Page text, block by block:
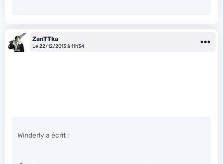
ZanTTka
Le 22/12/2013 à 11h34
Winderly a écrit :